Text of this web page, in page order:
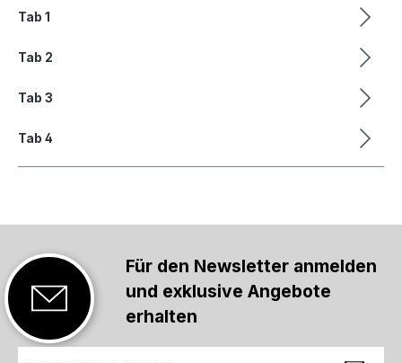
Tab 1
Tab 2
Tab 3
Tab 4
Für den Newsletter anmelden
und exklusive Angebote
erhalten